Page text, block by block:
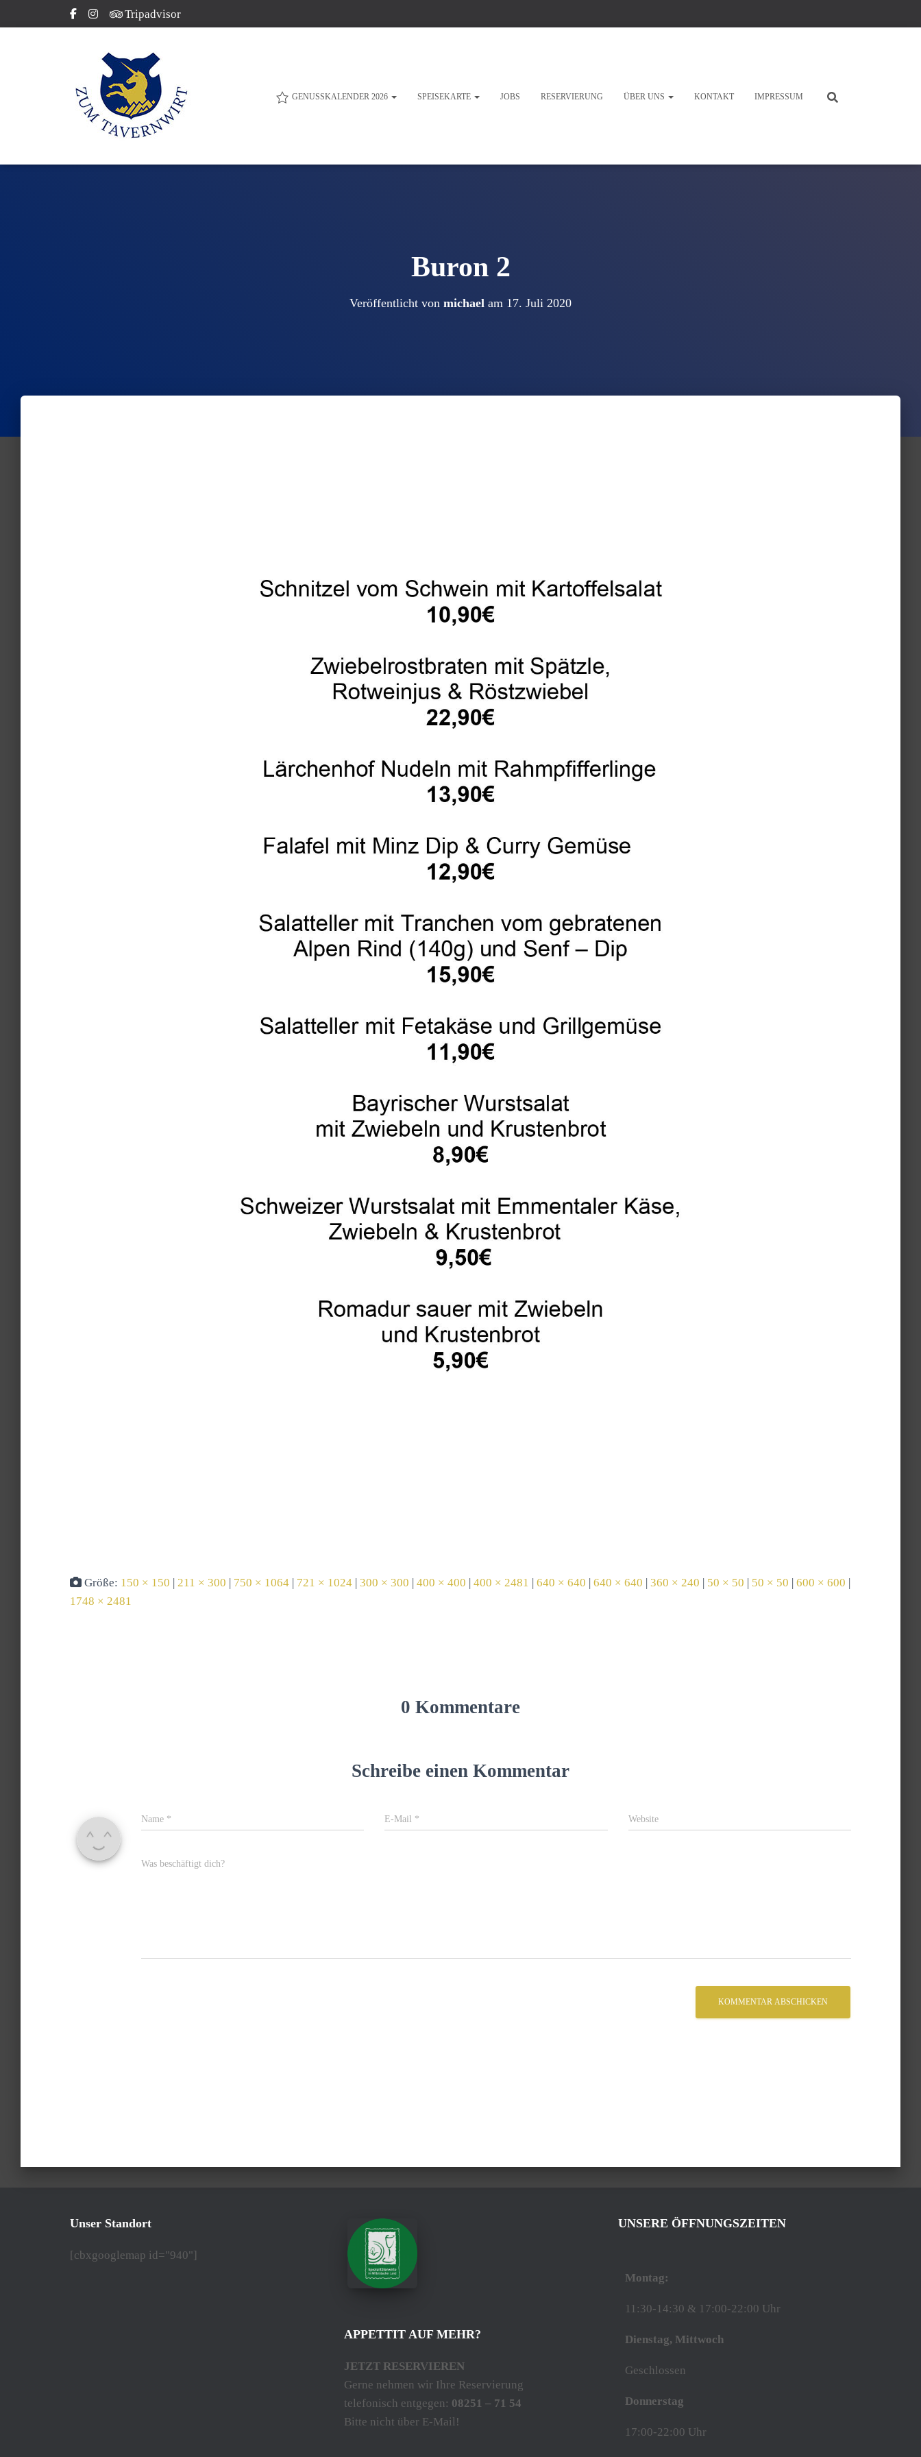
Tripadvisor
GENUSSKALENDER 2026 SPEISEKARTE JOBS RESERVIERUNG ÜBER UNS KONTAKT IMPRESSUM
Buron 2
Veröffentlicht von michael am 17. Juli 2020
Größe: 150 × 150 | 211 × 300 | 750 × 1064 | 721 × 1024 | 300 × 300 | 400 × 400 | 400 × 2481 | 640 × 640 | 640 × 640 | 360 × 240 | 50 × 50 | 50 × 50 | 600 × 600 |
1748 × 2481
0 Kommentare
Schreibe einen Kommentar
Name * E-Mail * Website
Was beschäftigt dich?
Unser Standort
[cbxgooglemap id="940"]
APPETTIT AUF MEHR?
JETZT RESERVIEREN
Gerne nehmen wir Ihre Reservierung
telefonisch entgegen: 08251 – 71 54
Bitte nicht über E-Mail!
UNSERE ÖFFNUNGSZEITEN
Montag:
11:30-14:30 & 17:00-22:00 Uhr
Dienstag, Mittwoch
Geschlossen
Donnerstag
17:00-22:00 Uhr